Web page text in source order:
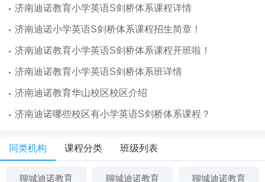
济南迪诺教育小学英语S剑桥体系课程详情
济南迪诺小学英语S剑桥体系课程招生简章！
济南迪诺教育小学英语S剑桥体系课程开班啦！
济南迪诺教育小学英语S剑桥体系班详情
济南迪诺教育华山校区校区介绍
济南迪诺哪些校区有小学英语S剑桥体系课程？
同类机构 课程分类 班级列表
聊城迪诺教育 聊城迪诺教育 聊城迪诺教育